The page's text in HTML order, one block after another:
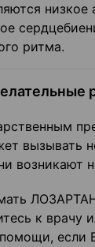
низкое
ритма.
вызывать
возникают
к врачу
если